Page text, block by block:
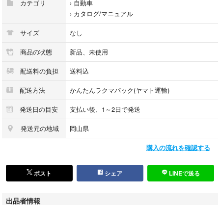
#カタログ
お探しの方いればよろしくお願いいたします。
完璧を求める方、神経質な方はお控え下さい。
即購入OKです。
カテゴリ
› 自動車
› カタログ/マニュアル
サイズ なし
商品の状態 新品、未使用
配送料の負担 送料込
配送方法 かんたんラクマパック(ヤマト運輸)
発送日の目安 支払い後、1～2日で発送
発送元の地域 岡山県
購入の流れを確認する
ポスト シェア LINEで送る
出品者情報